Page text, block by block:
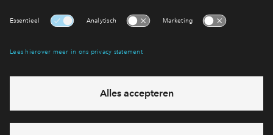
712 27 21
6 dagen per week beschikbaar (behalve tijdens
feestdagen)
vandaag van 09:00 - 18:00 uur